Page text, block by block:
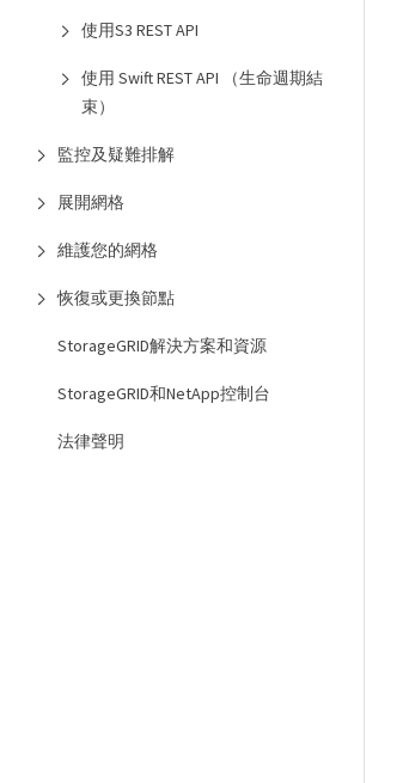
使用S3 REST API
使用 Swift REST API （生命週期結
束）
監控及疑難排解
展開網格
維護您的網格
恢復或更換節點
StorageGRID解決方案和資源
StorageGRID和NetApp控制台
法律聲明